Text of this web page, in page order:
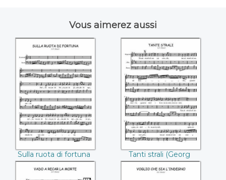
Vous aimerez aussi
Sulla ruota di
fortuna ((Georg
Friedrich Händel))
Sulla ruota di fortuna
(Georg Friedrich
Händel)
Tanti strali ((Georg
Friedrich Händel))
Tanti strali (Georg
Friedrich Händel)